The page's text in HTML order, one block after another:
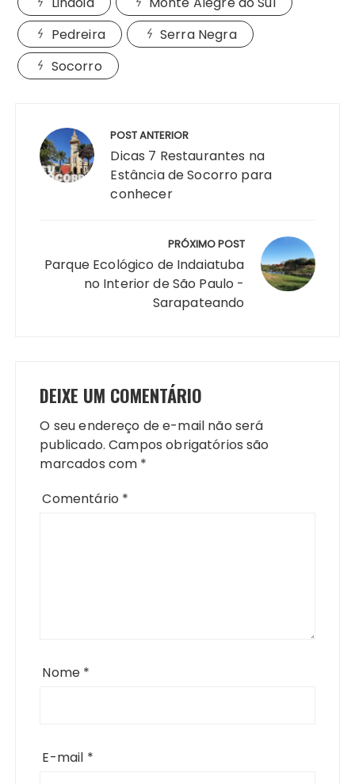
Pedreira
Serra Negra
Socorro
Post
POST ANTERIOR
Dicas 7 Restaurantes na
Estância de Socorro para
conhecer
PRÓXIMO POST
Parque Ecológico de Indaiatuba
no Interior de São Paulo -
Sarapateando
DEIXE UM COMENTÁRIO
O seu endereço de e-mail não será
publicado. Campos obrigatórios são
marcados com *
Comentário *
Nome *
E-mail *